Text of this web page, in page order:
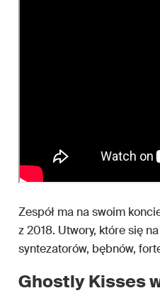
Zespół ma na swoim
z 2018. Utwory, które się
syntezatorów, bębnów,
Ghostly Kisses